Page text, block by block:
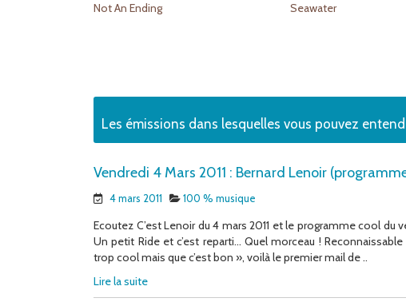
Not An Ending Seawater
Les émissions dans lesquelles vous pouvez
Vendredi 4 Mars 2011 : Bernard Lenoir
4 mars 2011 100 % musique
Ecoutez C’est Lenoir du 4 mars 2011 et le programme cool
Un petit Ride et c’est reparti… Quel morceau !
trop cool mais que c’est bon », voilà le premier mail de ..
Lire la suite